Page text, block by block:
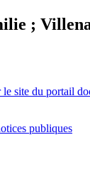
;
le site du portail
publiques